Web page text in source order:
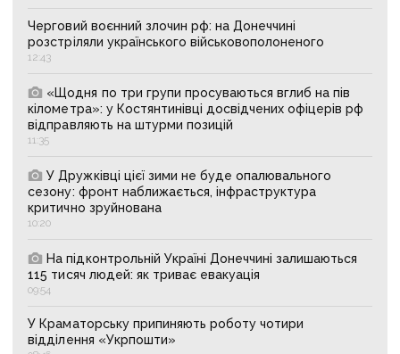
Черговий воєнний злочин рф: на Донеччині
розстріляли українського військовополоненого
12:43
«Щодня по три групи просуваються вглиб на пів
кілометра»: у Костянтинівці досвідчених офіцерів рф
відправляють на штурми позицій
11:35
У Дружківці цієї зими не буде опалювального
сезону: фронт наближається, інфраструктура
критично зруйнована
10:20
На підконтрольній Україні Донеччині залишаються
115 тисяч людей: як триває евакуація
09:54
У Краматорську припиняють роботу чотири
відділення «Укрпошти»